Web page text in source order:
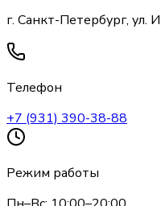
г. Санкт-Петербург, ул.
Телефон
+7 (931) 390-38-88
Режим работы